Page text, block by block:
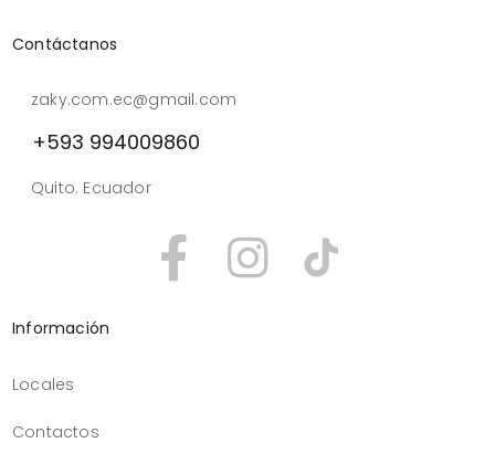
Contáctanos
zaky.com.ec@gmail.com
+593 994009860
Quito. Ecuador
Información
Locales
Contactos